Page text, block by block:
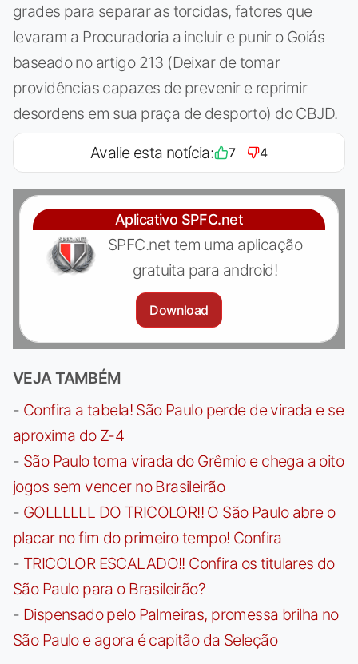
grades para separar as torcidas, fatores que
levaram a Procuradoria a incluir e punir o Goiás
baseado no artigo 213 (Deixar de tomar
providências capazes de prevenir e reprimir
desordens em sua praça de desporto) do CBJD.
Avalie esta notícia: 7 4
Aplicativo SPFC.net
SPFC.net tem uma aplicação
gratuita para android!
Download
VEJA TAMBÉM
- Confira a tabela! São Paulo perde de virada e se
aproxima do Z-4
- São Paulo toma virada do Grêmio e chega a oito
jogos sem vencer no Brasileirão
- GOLLLLLL DO TRICOLOR!! O São Paulo abre o
placar no fim do primeiro tempo! Confira
- TRICOLOR ESCALADO!! Confira os titulares do
São Paulo para o Brasileirão?
- Dispensado pelo Palmeiras, promessa brilha no
São Paulo e agora é capitão da Seleção